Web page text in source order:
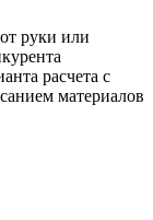
руки или
расчета с
материалов